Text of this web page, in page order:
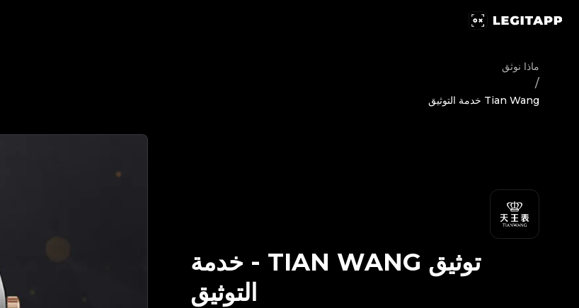
ماذا نوثق
/
Tian Wang خدمة التوثيق
توثيق TIAN WANG
- خدمة
التوثيق